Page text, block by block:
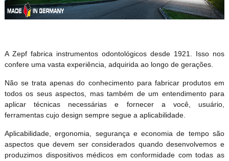
A Zepf fabrica instrumentos odontológicos desde 1921. Isso nos
confere uma vasta experiência, adquirida ao longo de gerações.
Não se trata apenas do conhecimento para fabricar produtos em
todos os seus aspectos, mas também de um entendimento para
aplicar técnicas necessárias e fornecer a você, usuário,
ferramentas cujo design sempre segue a aplicabilidade.
Aplicabilidade, ergonomia, segurança e economia de tempo são
aspectos que devem ser considerados quando desenvolvemos e
produzimos dispositivos médicos em conformidade com todas as